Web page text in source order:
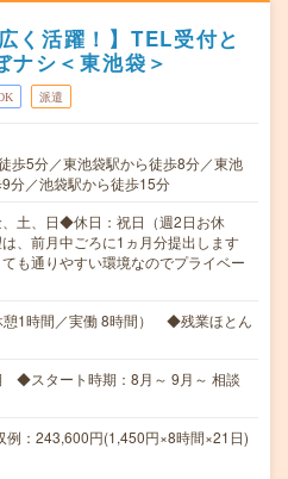
く活躍！】TEL受付と
ナシ＜東池袋＞
派遣
歩5分／東池袋駅から徒歩8分／東池
分／池袋駅から徒歩15分
、土、日◆休日：祝日（週2日お休
、前月中ごろに1ヵ月分提出します
も通りやすい環境なのでプライベー
憩1時間／実働 8時間） ◆残業ほとん
◆スタート時期：8月～ 9月～ 相談
：243,600円(1,450円×8時間×21日)